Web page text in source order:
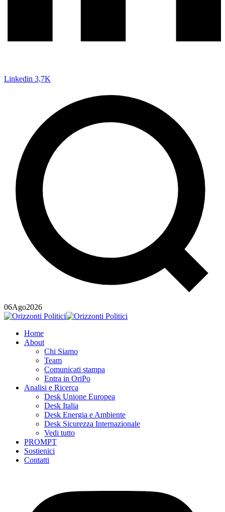
Linkedin 3,7K
06Ago2026
Home
About
Chi Siamo
Team
Comunicati stampa
Entra in OriPo
Analisi e Ricerca
Desk Unione Europea
Desk Italia
Desk Energia e Ambiente
Desk Sicurezza Internazionale
Vedi tutto
PROMPT
Sostienici
Contatti